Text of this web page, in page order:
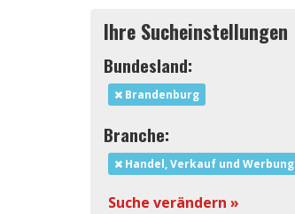
Ihre Sucheinstellungen
Bundesland:
Brandenburg
Branche:
Handel, Verkauf und Werbung
Suche verändern »